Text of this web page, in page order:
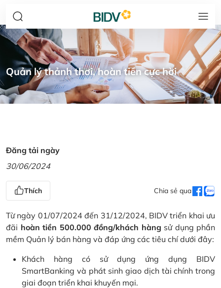
Quản lý thảnh thơi, hoàn tiền cực hời
Đăng tải ngày
30/06/2024
Thích Chia sẻ qua
Từ ngày 01/07/2024 đến 31/12/2024, BIDV triển khai ưu
đãi hoàn tiền 500.000 đồng/khách hàng sử dụng phần
mềm Quản lý bán hàng và đáp ứng các tiêu chí dưới đây:
Khách hàng có sử dụng ứng dụng BIDV
SmartBanking và phát sinh giao dịch tài chính trong
giai đoạn triển khai khuyến mại.